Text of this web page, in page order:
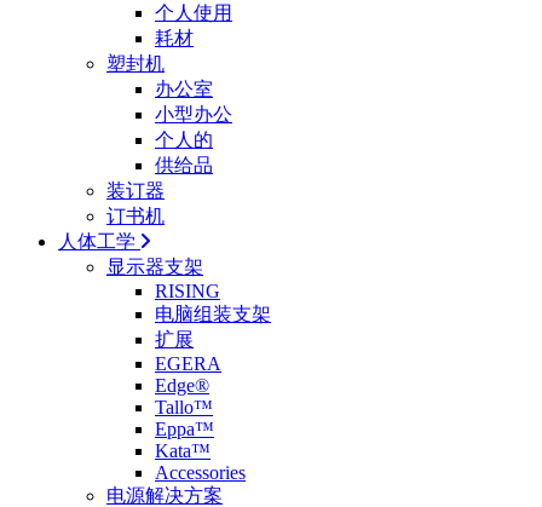
个人使用
耗材
塑封机
办公室
小型办公
个人的
供给品
装订器
订书机
人体工学
显示器支架
RISING
电脑组装支架
扩展
EGERA
Edge®
Tallo™
Eppa™
Kata™
Accessories
电源解决方案